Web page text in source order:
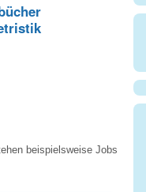
beispielsweise Jobs